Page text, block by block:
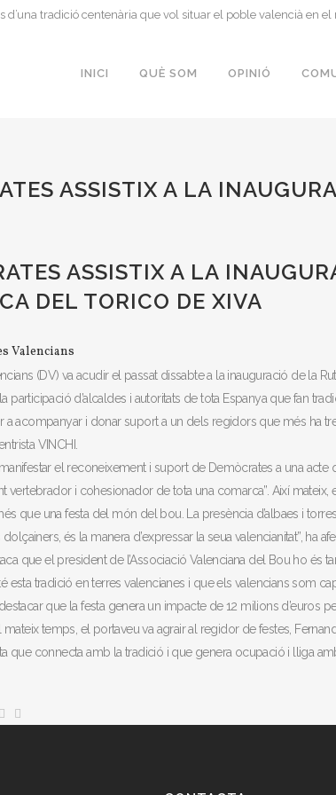
d’una tradició centenària que vol situar el poble valencià en el
INICI QUÈ SOM OPINIÓ
ASSISTIX A LA
ASSISTIX A LA
DEL TORICO DE XIVA
Valencians
(DV) va acudir el passat dissabte a la inauguració de la
participació d’alcaldes i autoritats de tota Espanya que fan
a acompanyar i donar suport a un dels regidors que més ha
VINCHI.
manifestar el reconeixement i suport de Demòcrates a una
vertebrador i cohesionador de tota una comarca”. Així mateix,
que una festa del món del bou. La presència d’albaes i
és la manera d’expressar la seua valencianitat”, ha
que el president de l’Associació Valenciana del Bou ho és
esta tradició en terres valencianes i que els valencians som
destacar que la festa genera un impacte de 12 milions d’euros
mateix temps, el portaveu va agrair al regidor de festes,
que connecta amb la tradició i que genera ocupació i lliga